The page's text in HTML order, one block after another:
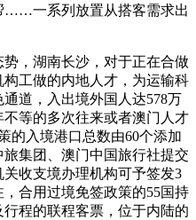
……一系列放置从搭客需求出
，湖南长沙，对于正在合做
工做的内地人才，为运输科
道，入出境外国人达578万
等的多次往来或者澳门人才
的入境港口总数由60个添加
集团、澳门中国旅行社提交
收支境办理机构可予签发3
合用过境免签政策的55国持
程的联程客票，位于内陆的